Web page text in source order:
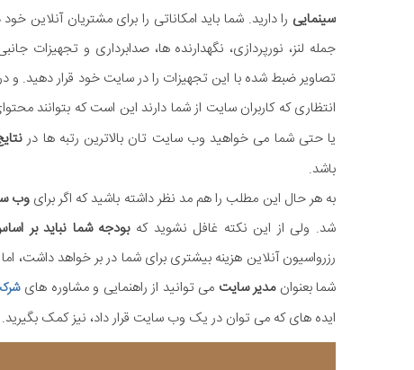
سینمایی را دارید. شما باید امکاناتی را برای مشتریان آنلاین
جمله لنز، نورپردازی، نگهدارنده ها، صدابرداری و تجهیزات
تصاویر ضبط شده با این تجهیزات را در سایت خود قرار دهید.
انتظاری که کاربران سایت از شما دارند این است که بتوانند
یا حتی شما می خواهید وب سایت تان بالاترین رتبه ها در
باشد.
به هر حال این مطلب را هم مد نظر داشته باشید که اگر برایوب
شد. ولی از این نکته غافل نشوید کهبودجه شما نباید بر
رزرواسیون آنلاین هزینه بیشتری برای شما در بر خواهد داشت،
شما بعنوانمدیر سایت می توانید از راهنمایی و مشاوره های
ایده های که می توان در یک وب سایت قرار داد، نیز کمک بگیرید.